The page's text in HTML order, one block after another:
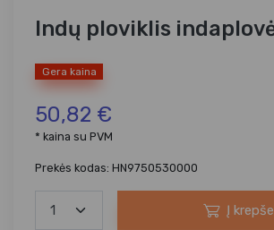
Indų ploviklis
Gera kaina
50,82 €
* kaina su PVM
Prekės kodas: HN9750530000
Į